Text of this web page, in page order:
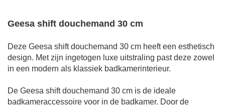
Geesa shift douchemand 30 cm
Deze Geesa shift douchemand 30 cm heeft een esthetisch
design. Met zijn ingetogen luxe uitstraling past deze zowel
in een modern als klassiek badkamerinterieur.
De Geesa shift douchemand 30 cm is de ideale
badkameraccessoire voor in de badkamer. Door de